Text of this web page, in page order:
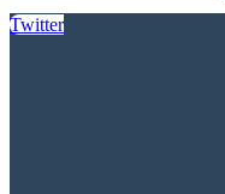
Twitter